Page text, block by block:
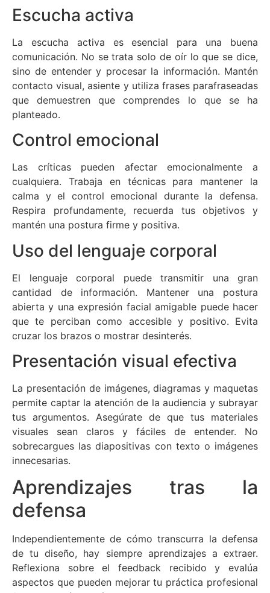
Escucha activa
La escucha activa es esencial para una buena
comunicación. No se trata solo de oír lo que se dice,
sino de entender y procesar la información. Mantén
contacto visual, asiente y utiliza frases parafraseadas
que demuestren que comprendes lo que se ha
planteado.
Control emocional
Las críticas pueden afectar emocionalmente a
cualquiera. Trabaja en técnicas para mantener la
calma y el control emocional durante la defensa.
Respira profundamente, recuerda tus objetivos y
mantén una postura firme y positiva.
Uso del lenguaje corporal
El lenguaje corporal puede transmitir una gran
cantidad de información. Mantener una postura
abierta y una expresión facial amigable puede hacer
que te perciban como accesible y positivo. Evita
cruzar los brazos o mostrar desinterés.
Presentación visual efectiva
La presentación de imágenes, diagramas y maquetas
permite captar la atención de la audiencia y subrayar
tus argumentos. Asegúrate de que tus materiales
visuales sean claros y fáciles de entender. No
sobrecargues las diapositivas con texto o imágenes
innecesarias.
Aprendizajes tras la
defensa
Independientemente de cómo transcurra la defensa
de tu diseño, hay siempre aprendizajes a extraer.
Reflexiona sobre el feedback recibido y evalúa
aspectos que pueden mejorar tu práctica profesional